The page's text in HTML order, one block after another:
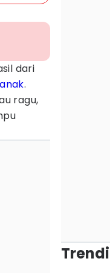
dari
anak.
ragu,